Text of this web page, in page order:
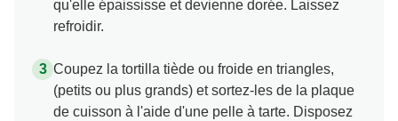
qu'elle épaississe et devienne dorée. Laissez
refroidir.
Coupez la tortilla tiède ou froide en triangles,
(petits ou plus grands) et sortez-les de la plaque
de cuisson à l'aide d'une pelle à tarte. Disposez